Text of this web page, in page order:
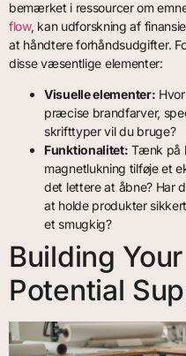
bemærket i ressourcer om
flow, kan udforskning af
at håndtere forhåndsudgifter.
disse væsentlige elementer:
Visuelle elementer:
præcise brandfarver,
skrifttyper vil du bruge?
Funktionalitet: Tænk på
magnetlukning tilføje et
det lettere at åbne? Har
at holde produkter
et smugkig?
Building
Potential